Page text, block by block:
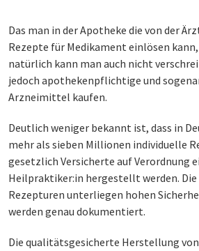
Das man in der Apotheke die von der
Rezepte für Medikament einlösen
natürlich kann man auch nicht
jedoch apothekenpflichtige und
Arzneimittel kaufen.
Deutlich weniger bekannt ist, dass in
mehr als sieben Millionen individuelle
gesetzlich Versicherte auf Verordnung
Heilpraktiker:in hergestellt werden.
Rezepturen unterliegen hohen
werden genau dokumentiert.
Die qualitätsgesicherte Herstellung